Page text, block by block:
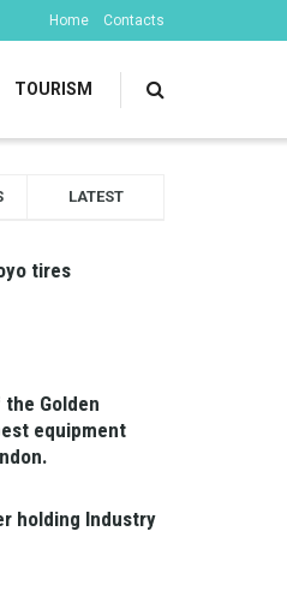
Home Contacts
TOURISM
LATEST
tires
Golden
equipment
holding Industry